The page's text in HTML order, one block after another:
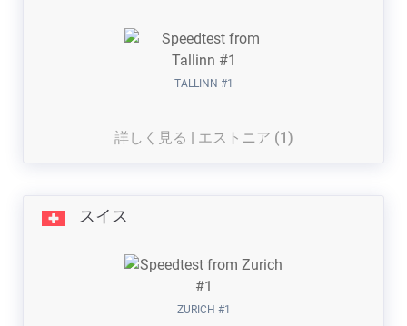
TALLINN #1
詳しく見る | エストニア (1)
スイス
ZURICH #1